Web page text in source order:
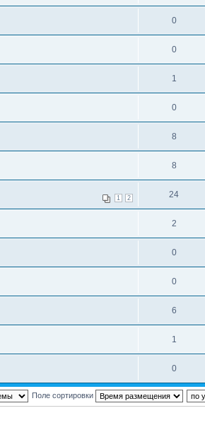
0
0
1
0
8
8
1 2 24
2
0
0
6
1
0
Поле сортировки